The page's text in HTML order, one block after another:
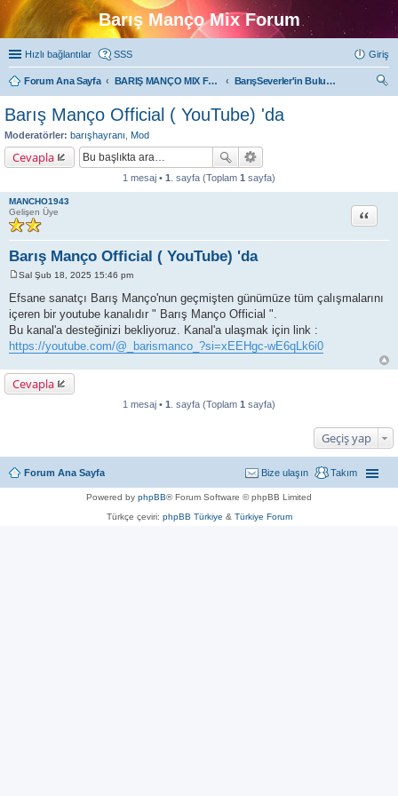
Barış Manço Mix Forum
Hızlı bağlantılar SSS Giriş
Forum Ana Sayfa BARIŞ MANÇO MIX FORUMLARI
BarışSeverler'in Buluşma Noktası
Barış Manço Official ( YouTube) 'da
Moderatörler: barışhayranı Mod
Cevapla
1 mesaj • 1 . sayfa (Toplam 1 sayfa)
MANCHO1943
Gelişen Üye
Barış Manço Official ( YouTube) 'da
Alıntı
e
s
a
Sal Şub 18, 2025 15:46 pm
Efsane sanatçı Barış Manço'nun geçmişten günümüze tüm çalışmalarını
içeren bir youtube kanalıdır " Barış Manço Official ".
Bu kanal'a desteğinizi bekliyoruz. Kanal'a ulaşmak için link :
https://youtube.com/@_barismanco_?si=xEEHgc-wE6qLk6i0
Cevapla
1 mesaj • 1 . sayfa (Toplam 1 sayfa)
Geçiş yap
Forum Ana Sayfa Takım
Bize ulaşın
Powered by phpBB® Forum Software © phpBB Limited
Türkçe çeviri: phpBB Türkiye & Türkiye Forum